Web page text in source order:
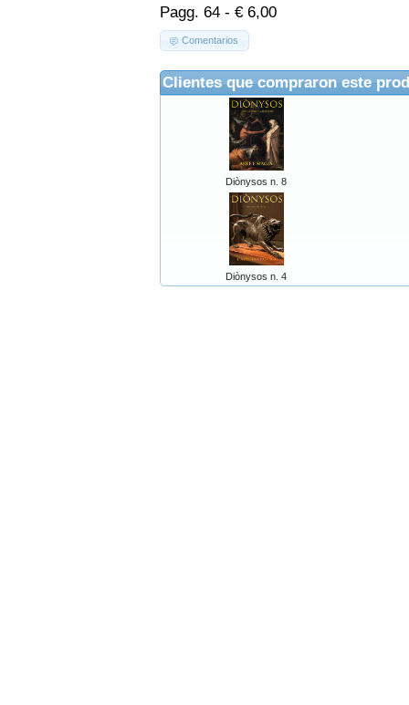
Pagg. 64 - € 6,00
Comentarios
Clientes que compraron este
Diònysos n. 8
Diònysos n. 4